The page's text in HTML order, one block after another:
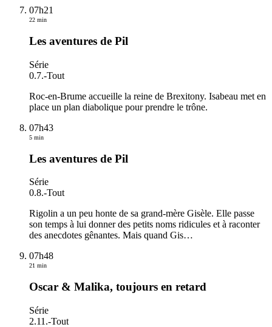
07h21
22 min
Les aventures de Pil
Série
0.7.-Tout
Roc-en-Brume accueille la reine de Brexitony. Isabeau met en
place un plan diabolique pour prendre le trône.
07h43
5 min
Les aventures de Pil
Série
0.8.-Tout
Rigolin a un peu honte de sa grand-mère Gisèle. Elle passe
son temps à lui donner des petits noms ridicules et à raconter
des anecdotes gênantes. Mais quand Gis…
07h48
21 min
Oscar & Malika, toujours en retard
Série
2.11.-Tout